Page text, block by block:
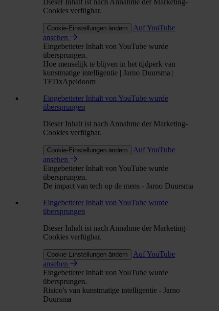
Dieser Inhalt ist nach Annahme der Marketing-
Cookies verfügbar.
Cookie-Einstellungen ändern
Auf YouTube
ansehen
Eingebetteter Inhalt von YouTube wurde
übersprungen.
Hoe menselijk te blijven in het tijdperk van
kunstmatige intelligentie | Jarno Duursma |
TEDxApeldoorn
Eingebetteter Inhalt von YouTube wurde
übersprungen
Dieser Inhalt ist nach Annahme der Marketing-
Cookies verfügbar.
Cookie-Einstellungen ändern
Auf YouTube
ansehen
Eingebetteter Inhalt von YouTube wurde
übersprungen.
De impact van tech op de mens - Jarno Duursma
Eingebetteter Inhalt von YouTube wurde
übersprungen
Dieser Inhalt ist nach Annahme der Marketing-
Cookies verfügbar.
Cookie-Einstellungen ändern
Auf YouTube
ansehen
Eingebetteter Inhalt von YouTube wurde
übersprungen.
Risico's van kunstmatige intelligentie - Jarno
Duursma